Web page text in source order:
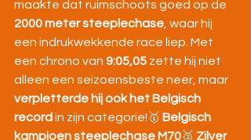
maakte dat ruimschoots goed op de
2000 meter steeplechase , waar hij
een indrukwekkende race liep. Met
een chrono van 9:05,05 zette hij niet
alleen een seizoensbeste neer, maar
verpletterde hij ook het Belgisch
record in zijn categorie!🥇 Belgisch
kampioen steeplechase M70🥈 Zilver